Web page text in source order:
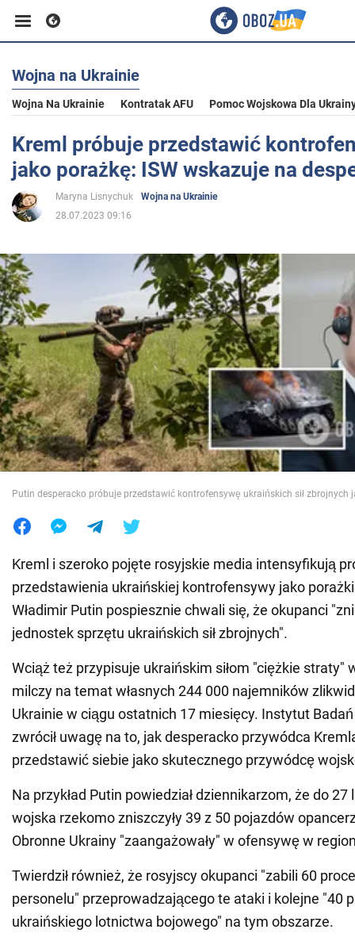
Biznes
Sport
Polityka
Społeczeństwo
Wojna na Ukrainie
Świat
Jedzenie
Wojna na Ukrainie
Wojna Na Ukrainie Kontratak AFU Pomoc Wojskowa Dla
Kreml próbuje przedstawić
jako porażkę: ISW wskazuje na
Maryna Lisnychuk
Wojna na Ukrainie
28.07.2023 09:16
Putin desperacko próbuje przedstawić kontrofensywę ukraińskich sił zbrojnych
Kreml i szeroko pojęte rosyjskie media intensyfikują
przedstawienia ukraińskiej kontrofensywy jako
Władimir Putin pospiesznie chwali się, że okupanci
jednostek sprzętu ukraińskich sił zbrojnych".
Wciąż też przypisuje ukraińskim siłom "ciężkie straty"
milczy na temat własnych 244 000 najemników
Ukrainie w ciągu ostatnich 17 miesięcy. Instytut
zwrócił uwagę na to, jak desperacko przywódca
przedstawić siebie jako skutecznego przywódcę
Na przykład Putin powiedział dziennikarzom, że do 27
wojska rzekomo zniszczyły 39 z 50 pojazdów
Obronne Ukrainy "zaangażowały" w ofensywę w
Twierdził również, że rosyjscy okupanci "zabili 60
personelu" przeprowadzającego te ataki i kolejne "40
ukraińskiego lotnictwa bojowego" na tym obszarze.